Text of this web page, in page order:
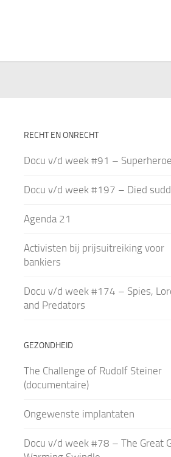
RECHT EN ONRECHT
Docu v/d week #91 –
Docu v/d week #197 – Died
Agenda 21
Activisten bij prijsuitreiking voor
bankiers
Docu v/d week #174 – Spies,
and Predators
GEZONDHEID
The Challenge of Rudolf Steiner
(documentaire)
Ongewenste implantaten
Docu v/d week #78 – The Great